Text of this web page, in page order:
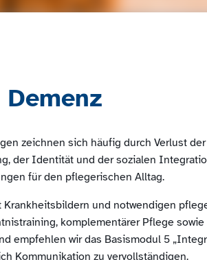
zeichnen sich häufig durch Verlust
der Identität und der sozialen
für den pflegerischen Alltag.
Krankheitsbildern und notwendigen
komplementärer Pflege
empfehlen wir das Basismodul 5
Kommunikation zu vervollständigen.